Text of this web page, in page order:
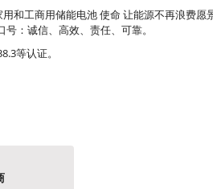
和工商用储能电池 使命 让能源不再浪费
：诚信、高效、责任、可靠。
等认证。